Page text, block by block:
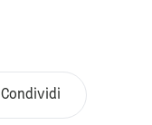
Condividi